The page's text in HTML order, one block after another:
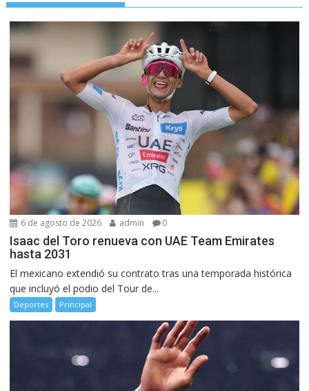
6 de agosto de 2026 admin 0
Isaac del Toro renueva con UAE Team Emirates
hasta 2031
El mexicano extendió su contrato tras una temporada histórica
que incluyó el podio del Tour de...
Deportes Principal